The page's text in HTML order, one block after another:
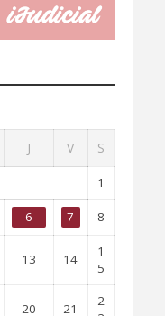
J V S
1
6 7 8
13 14
1
5
20 21
2